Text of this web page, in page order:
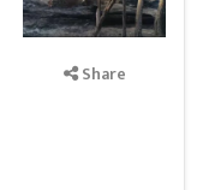
Share